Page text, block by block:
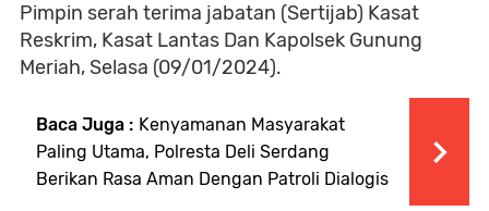
Pimpin serah terima jabatan (Sertijab) Kasat
Reskrim, Kasat Lantas Dan Kapolsek Gunung
Meriah, Selasa (09/01/2024).
Baca Juga : Kenyamanan Masyarakat
Paling Utama, Polresta Deli Serdang
Berikan Rasa Aman Dengan Patroli Dialogis